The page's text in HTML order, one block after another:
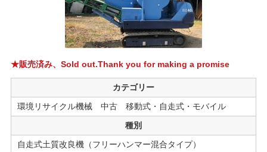
★販売済み、Sold out.Thank you for making a promise
カテゴリー
環境リサイクル機械 中古 移動式・自走式・モバイル
種別
自走式土質改良機（フリーハンマー混合タイプ）